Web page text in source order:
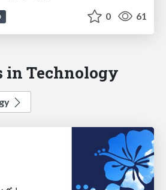
0 61
in Technology